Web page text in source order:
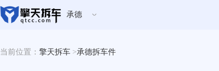
承德
当前位置： 擎天拆车 >承德拆车件